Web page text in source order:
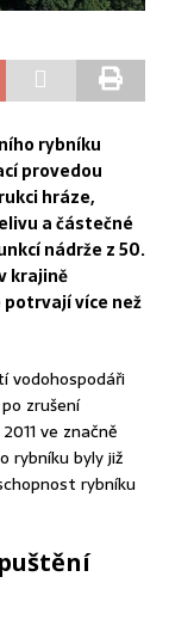
rybníku
provedou
hráze,
a částečné
nádrže z 50.
krajině
více než
vodohospodáři
zrušení
ve značně
rybníku byly již
rybníku